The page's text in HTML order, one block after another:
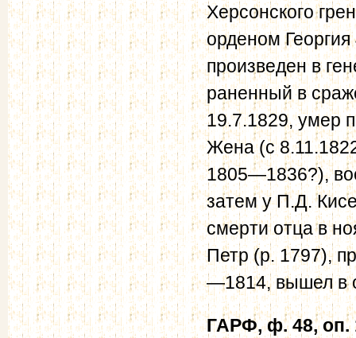
Херсонского
орденом
произведен в
раненный в
19.7.1829, умер
Жена (с
1805—1836?),
затем у П.Д.
смерти отца в
Петр (р. 1797),
—1814, вышел в
ГАРФ, ф. 48, оп.